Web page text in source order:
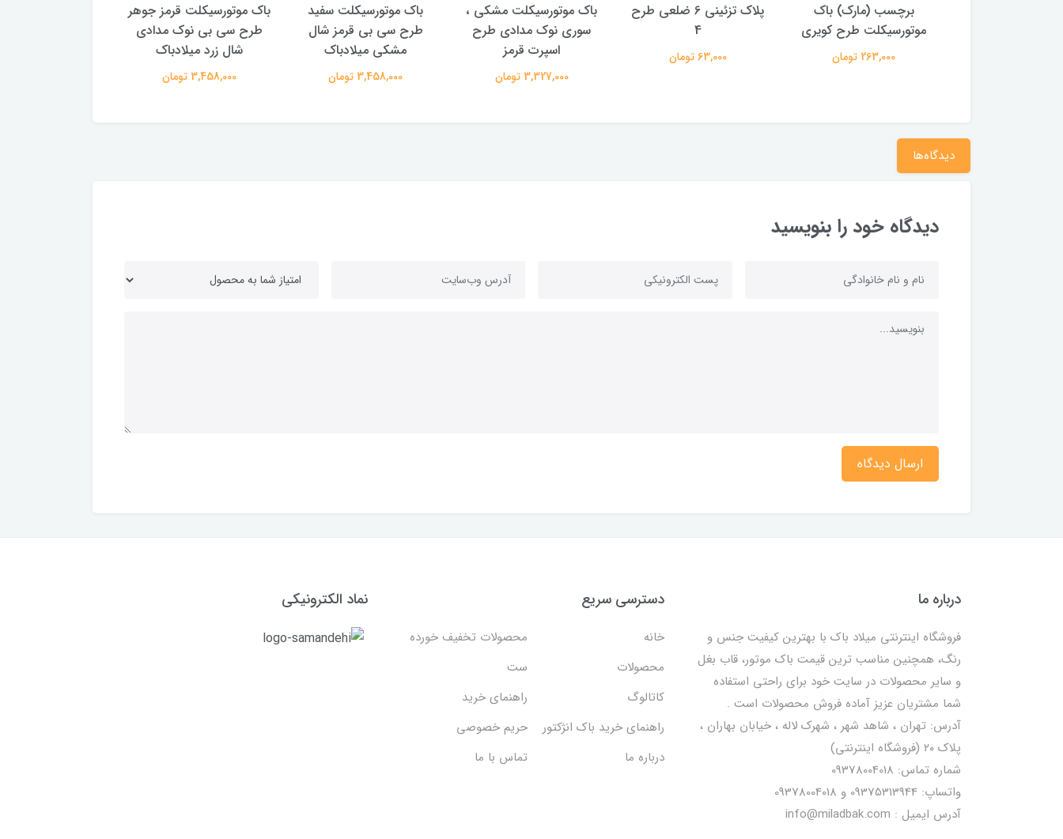
برچسب (مارک) باک
موتورسیکلت طرح کویری
263,000 تومان
پلاک تزئینی 6 ضلعی طرح
4
63,000 تومان
باک موتورسیکلت مشکی ،
سوری نوک مدادی طرح
اسپرت قرمز
3,327,000 تومان
باک موتورسیکلت سفید
طرح سی بی قرمز شال
مشکی میلادباک
3,458,000 تومان
باک موتورسیکلت قرمز جوهر
طرح سی بی نوک مدادی
شال زرد میلادباک
3,458,000 تومان
دیدگاه‌ها
دیدگاه خود را بنویسید
ارسال دیدگاه
درباره ما
فروشگاه اینترنتی میلاد باک با بهترین کیفیت جنس و
رنگ، همچنین مناسب ترین قیمت باک موتور، قاب بغل
و سایر محصولات در سایت خود برای راحتی استفاده
شما مشتریان عزیز آماده فروش محصولات است .
آدرس: تهران ، شاهد شهر ، شهرک لاله ، خیابان بهاران ،
پلاک ۲۰ (فروشگاه اینترنتی)
شماره تماس: 09378004018
واتساپ: 09375313944 و 09378004018
آدرس ایمیل : info@miladbak.com
دسترسی سریع
خانه
محصولات تخفیف خورده
محصولات
ست
کاتالوگ
راهنمای خرید
راهنمای خرید باک انژکتور
حریم خصوصی
درباره ما
تماس با ما
نماد الکترونیکی